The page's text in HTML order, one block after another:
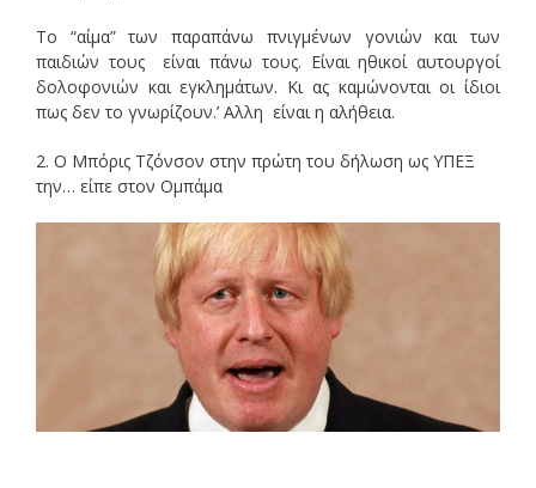
Το “αίμα” των παραπάνω πνιγμένων γονιών και των
παιδιών τους είναι πάνω τους. Είναι ηθικοί αυτουργοί
δολοφονιών και εγκλημάτων. Κι ας καμώνονται οι ίδιοι
πως δεν το γνωρίζουν.’ Αλλη είναι η αλήθεια.
2. Ο Μπόρις Τζόνσον στην πρώτη του δήλωση ως ΥΠΕΞ
την… είπε στον Ομπάμα